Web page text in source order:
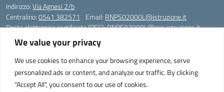
We value your privacy
We use cookies to enhance your browsing experience, serve
personalized ads or content, and analyze our traffic. By clicking
"Accept All", you consent to our use of cookies.
Indirizzo:Via Agnesi 2/b
Centralino:0541 382571 Email: RNPS02000L@istruzione.it
Posta elettronica certificata (PEC):RNPS02000L@pec.istruzione.it
Codice fiscale: 82009530401
Codice meccanografico: RNPS02000L
Liceo Scientifico e Musicale "A. Einstein" - Via Agnesi 2/b - 47923 Rimini
- Tel. +39 0541 382571 – Fax +39 0541 381636 E-mail: